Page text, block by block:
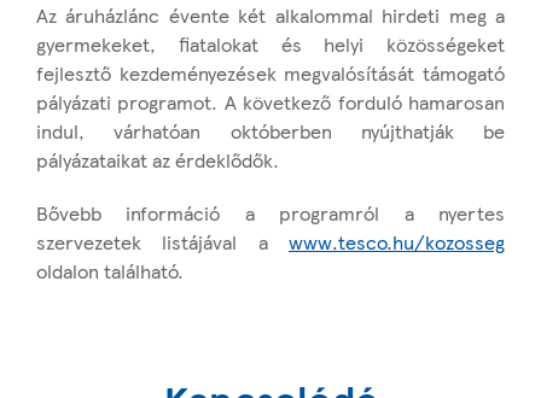
Az áruházlánc évente két alkalommal hirdeti meg a
gyermekeket, fiatalokat és helyi közösségeket
fejlesztő kezdeményezések megvalósítását támogató
pályázati programot. A következő forduló hamarosan
indul, várhatóan októberben nyújthatják be
pályázataikat az érdeklődők.
Bővebb információ a programról a nyertes
szervezetek listájával a www.tesco.hu/kozosseg
oldalon található.